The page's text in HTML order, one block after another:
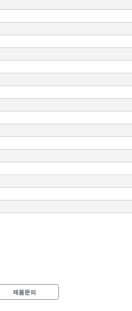
제품문의